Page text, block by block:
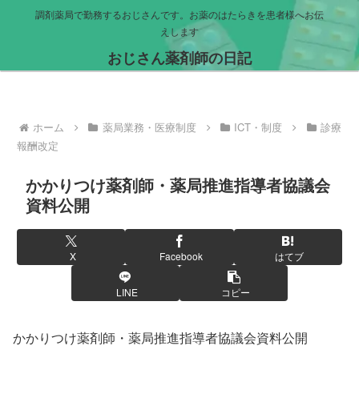
調剤薬局で勤務するおじさんです。お薬のはたらきを患者様へお伝
えします
おじさん薬剤師の日記
ホーム 薬局業務・医療制度 ICT・制度
診療
報酬改定
かかりつけ薬剤師・薬局推進指導者協議会
資料公開
X Facebook はてブ
LINE コピー
かかりつけ薬剤師・薬局推進指導者協議会資料公開